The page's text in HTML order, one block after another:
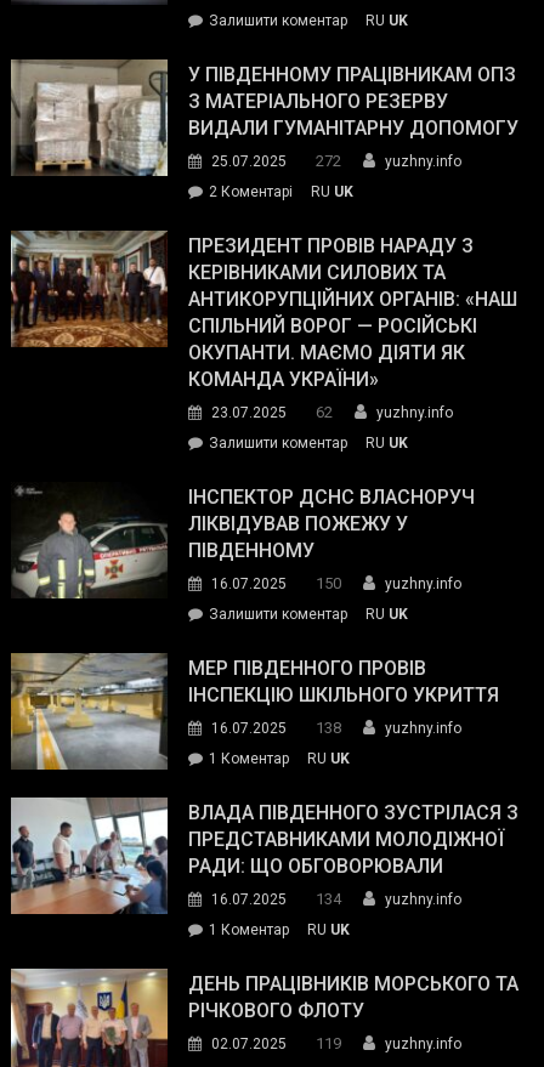
Залишити коментарon
завойовує
симпатії
виборців
The
Street
Journal.
RU UK
У ПІВДЕННОМУ ПРАЦІВНИКАМ ОПЗ
З МАТЕРІАЛЬНОГО РЕЗЕРВУ
ВИДАЛИ ГУМАНІТАРНУ ДОПОМОГУ
25.07.2025 272
yuzhny.info
2 Коментарі
Південному
працівникам
ОПЗ
з
матеріального
резерву
гуманітарну
допомогу
RU UK
ПРЕЗИДЕНТ ПРОВІВ НАРАДУ З
КЕРІВНИКАМИ СИЛОВИХ ТА
АНТИКОРУПЦІЙНИХ ОРГАНІВ: «НАШ
СПІЛЬНИЙ ВОРОГ — РОСІЙСЬКІ
ОКУПАНТИ. МАЄМО ДІЯТИ ЯК
КОМАНДА УКРАЇНИ»
23.07.2025 62
yuzhny.info
Залишити коментарon
провів
нараду
силових
та
органів:
«Наш
спільний
окупанти.
Маємо
діяти
команда
RU UK
ІНСПЕКТОР ДСНС ВЛАСНОРУЧ
ЛІКВІДУВАВ ПОЖЕЖУ У
ПІВДЕННОМУ
16.07.2025 150
yuzhny.info
Залишити коментарon
ДСНС
власноруч
пожежу
у
RU UK
МЕР ПІВДЕННОГО ПРОВІВ
ІНСПЕКЦІЮ ШКІЛЬНОГО УКРИТТЯ
16.07.2025 138
yuzhny.info
1 Коментардо
Південного
провів
інспекцію
укриття
RU UK
ВЛАДА ПІВДЕННОГО ЗУСТРІЛАСЯ З
ПРЕДСТАВНИКАМИ МОЛОДІЖНОЇ
РАДИ: ЩО ОБГОВОРЮВАЛИ
16.07.2025 134
yuzhny.info
1 Коментардо
Південного
зустрілася
представниками
RU UK
ДЕНЬ ПРАЦІВНИКІВ МОРСЬКОГО ТА
РІЧКОВОГО ФЛОТУ
02.07.2025 119
yuzhny.info